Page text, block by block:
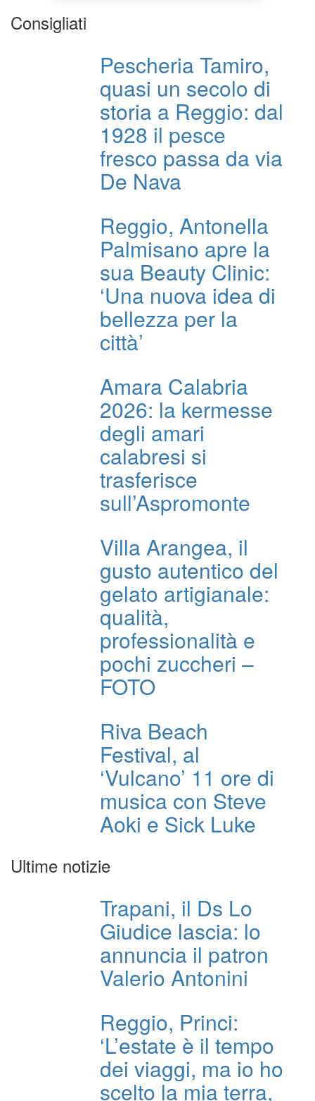
Consigliati
Pescheria Tamiro,
quasi un secolo di
storia a Reggio: dal
1928 il pesce
fresco passa da via
De Nava
Reggio, Antonella
Palmisano apre la
sua Beauty Clinic:
‘Una nuova idea di
bellezza per la
città’
Amara Calabria
2026: la kermesse
degli amari
calabresi si
trasferisce
sull’Aspromonte
Villa Arangea, il
gusto autentico del
gelato artigianale:
qualità,
professionalità e
pochi zuccheri –
FOTO
Riva Beach
Festival, al
‘Vulcano’ 11 ore di
musica con Steve
Aoki e Sick Luke
Ultime notizie
Trapani, il Ds Lo
Giudice lascia: lo
annuncia il patron
Valerio Antonini
Reggio, Princi:
‘L’estate è il tempo
dei viaggi, ma io ho
scelto la mia terra,